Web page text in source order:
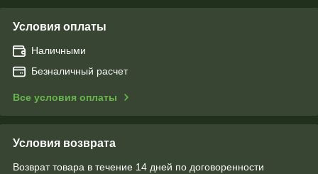
Условия оплаты
Наличными
Безналичный расчет
Все условия оплаты
Условия возврата
Возврат товара в течение 14 дней по договоренности